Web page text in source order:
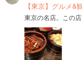
【東京】グルメ&
東京の名店。この